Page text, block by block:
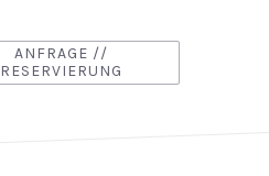
ANFRAGE //
RESERVIERUNG